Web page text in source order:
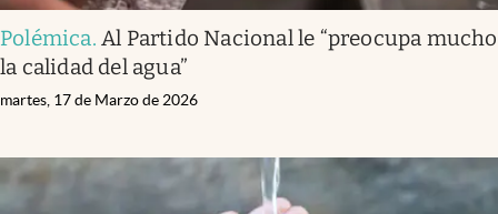
Polémica.Al Partido Nacional le “preocupa mucho
la calidad del agua”
martes, 17 de Marzo de 2026